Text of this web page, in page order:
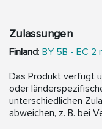
Zulassungen
Finland: BY 5B - EC 2
Das Produkt verfügt
oder
unterschiedlichen
abweichen, z. B. bei